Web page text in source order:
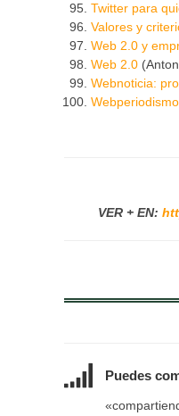
Twitter para
Valores y
Web 2.0 y
Web 2.0
Webnoticia:
VER + EN:
Puedes